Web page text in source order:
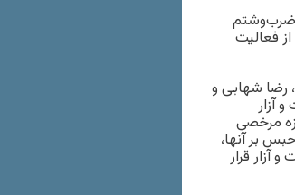
ضرب‌وشتم
فعالیت
رضا شهابی و
آزار
مرخصی
بر آنها،
آزار قرار‌